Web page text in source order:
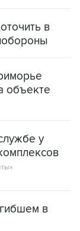
в
объекте
у
в